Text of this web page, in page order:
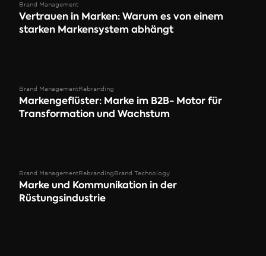
Brand Management
Vertrauen in Marken: Warum es von einem
starken Markensystem abhängt
Brand ManagementRebranding
Markengeflüster: Marke im B2B- Motor für
Transformation und Wachstum
Brand ManagementRebrandingBrand Technology
Marke und Kommunikation in der
Rüstungsindustrie